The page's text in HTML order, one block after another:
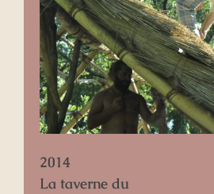
2014
La taverne du